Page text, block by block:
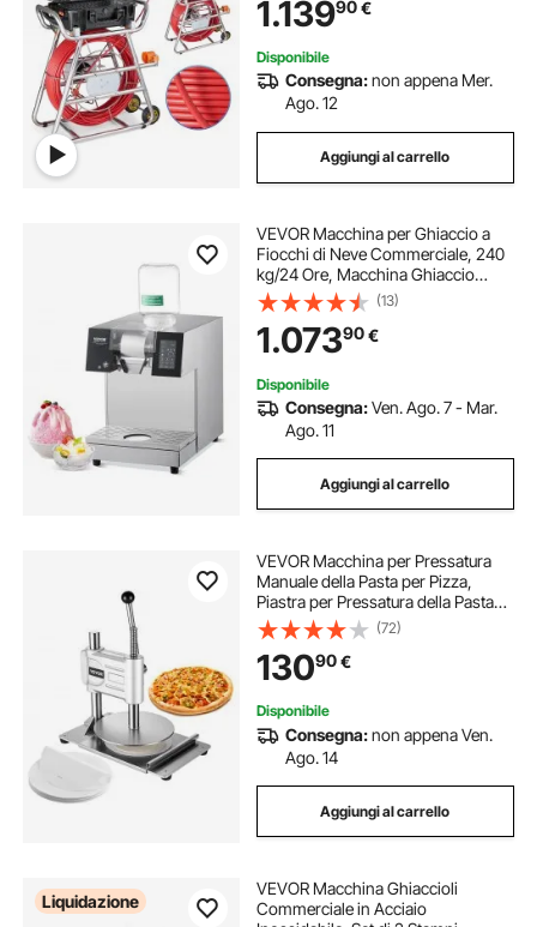
Idraulica a Serpente IP67 con Luci-
12 LED
1.13990€
Disponibile
Consegna:non appena Mer.
Ago. 12
Aggiungi al carrello
VEVOR Macchina per Ghiaccio a
Fiocchi di Neve Commerciale, 240
kg/24 Ore, Macchina Ghiaccio
Tritato in Acciaio Inox, Sistema di
Raffreddamento a Liquido per
Dissipazione Calore, per Panetteria,
Bar
(13)
1.07390€
Disponibile
Consegna:Ven. Ago. 7 - Mar.
Ago. 11
Aggiungi al carrello
VEVOR Macchina per Pressatura
Manuale della Pasta per Pizza,
Piastra per Pressatura della Pasta
per Pizza in Acciaio Inossidabile,
Macchina Formatrice con Maniglia
e 100 Fogli di Carta da Forno
(72)
13090€
Disponibile
Consegna:non appena Ven.
Ago. 14
Aggiungi al carrello
Liquidazione
VEVOR Macchina Ghiaccioli
Commerciale in Acciaio